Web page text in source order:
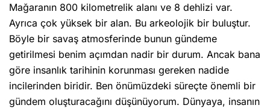
Mağaranın 800 kilometrelik alanı ve 8 dehlizi var.
Ayrıca çok yüksek bir alan. Bu arkeolojik bir buluştur.
Böyle bir savaş atmosferinde bunun gündeme
getirilmesi benim açımdan nadir bir durum. Ancak bana
göre insanlık tarihinin korunması gereken nadide
incilerinden biridir. Ben önümüzdeki süreçte önemli bir
gündem oluşturacağını düşünüyorum. Dünyaya, insanın